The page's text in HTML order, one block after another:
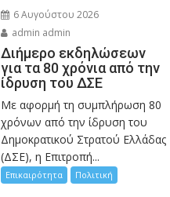
6 Αυγούστου 2026
admin admin
Διήμερο εκδηλώσεων
για τα 80 χρόνια από την
ίδρυση του ΔΣΕ
Με αφορμή τη συμπλήρωση 80
χρόνων από την ίδρυση του
Δημοκρατικού Στρατού Ελλάδας
(ΔΣΕ), η Επιτροπή...
Επικαιρότητα Πολιτική